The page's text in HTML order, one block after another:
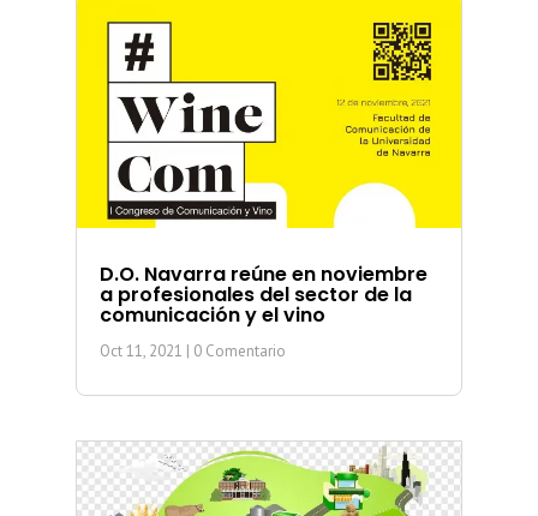
D.O. Navarra reúne en noviembre
a profesionales del sector de la
comunicación y el vino
Oct 11, 2021 | 0 Comentario